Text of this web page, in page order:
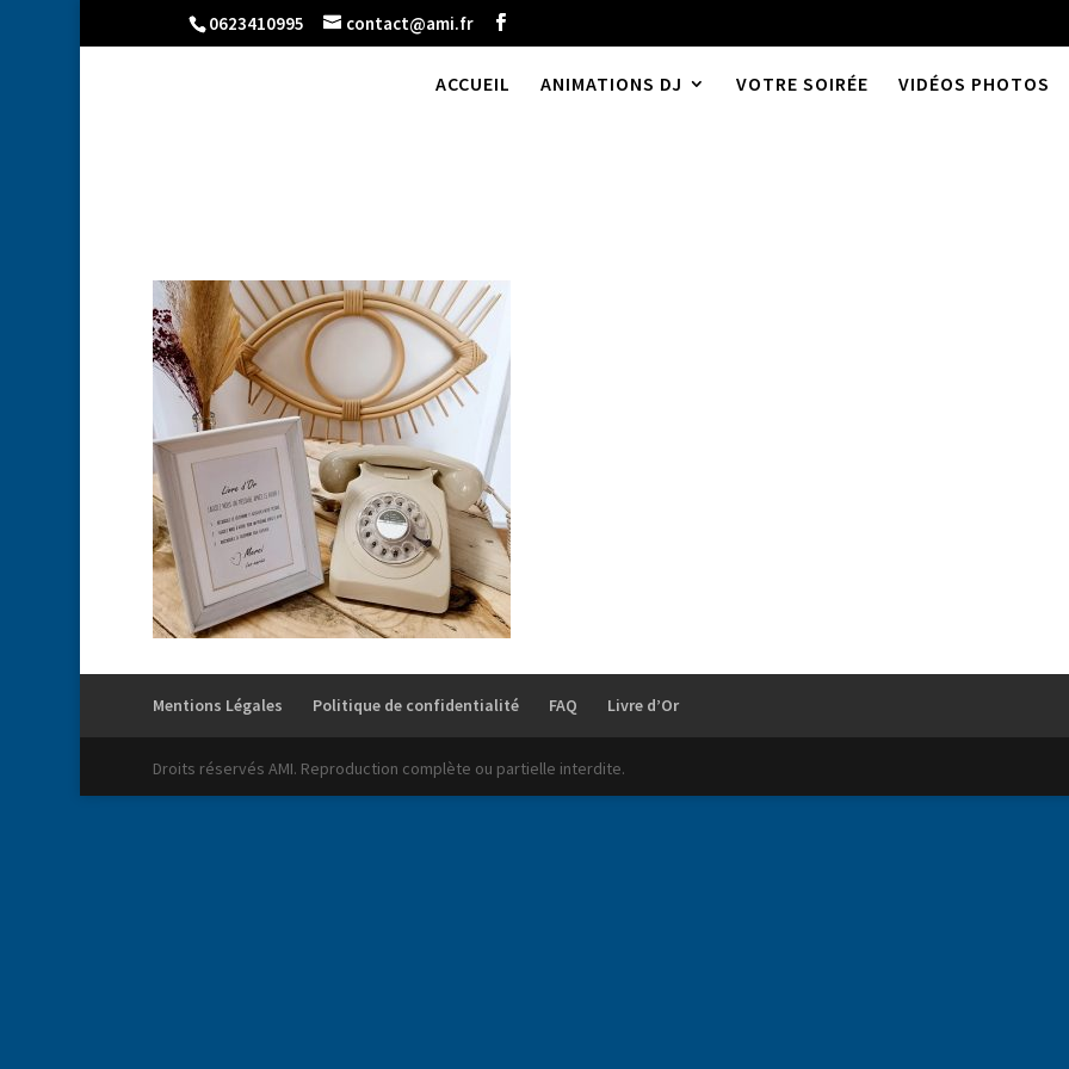
0623410995 contact@ami.fr
ACCUEIL ANIMATIONS DJ VOTRE SOIRÉE VIDÉOS PHOTOS
Mentions Légales Politique de confidentialité FAQ Livre d’Or
Droits réservés AMI. Reproduction complète ou partielle interdite.